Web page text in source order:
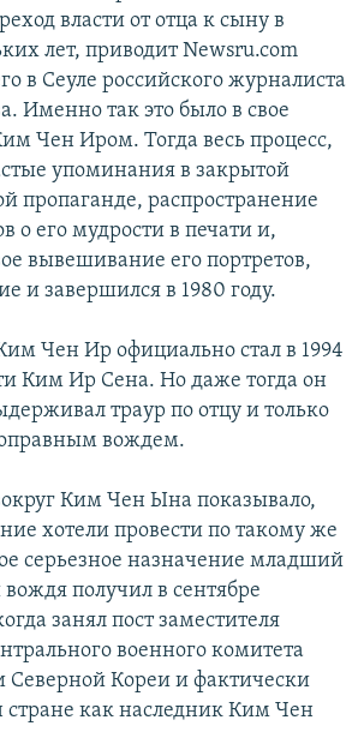
власти от отца к сыну в
лет, приводит Newsru.com
в Сеуле российского журналиста
Именно так это было в свое
Чен Иром. Тогда весь процесс,
упоминания в закрытой
пропаганде, распространение
о его мудрости в печати и,
вывешивание его портретов,
и завершился в 1980 году.
Чен Ир официально стал в 1994
Ким Ир Сена. Но даже тогда он
траур по отцу и только
вождем.
Ким Чен Ына показывало,
хотели провести по такому же
серьезное назначение младший
получил в сентябре
занял пост заместителя
военного комитета
Северной Кореи и фактически
стране как наследник Ким Чен